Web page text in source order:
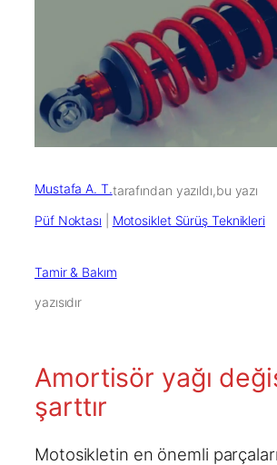
Mustafa A. T.tarafından yazıldı,bu yazı
Püf Noktası
Motosiklet Sürüş Teknikleri
Tamir & Bakım
yazısıdır
Amortisör yağı
şarttır
Motosikletin en önemli